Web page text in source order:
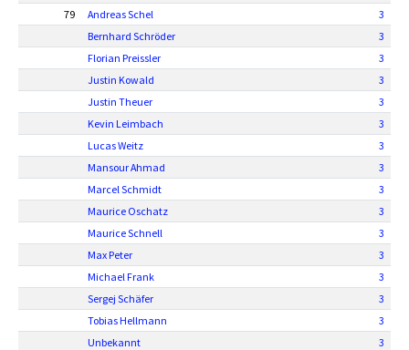
79
Andreas Schel
3
Bernhard Schröder
3
Florian Preissler
3
Justin Kowald
3
Justin Theuer
3
Kevin Leimbach
3
Lucas Weitz
3
Mansour Ahmad
3
Marcel Schmidt
3
Maurice Oschatz
3
Maurice Schnell
3
Max Peter
3
Michael Frank
3
Sergej Schäfer
3
Tobias Hellmann
3
Unbekannt
3